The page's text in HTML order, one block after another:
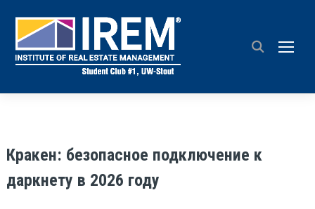
Кракен: безопасное подключение к
даркнету в 2026 году